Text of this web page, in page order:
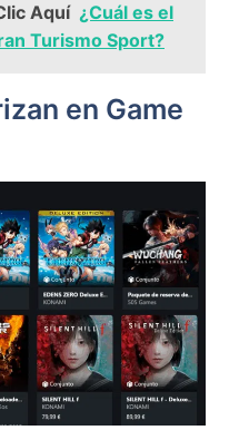
Aquí ¿Cuál es el
Turismo Sport?
en Game